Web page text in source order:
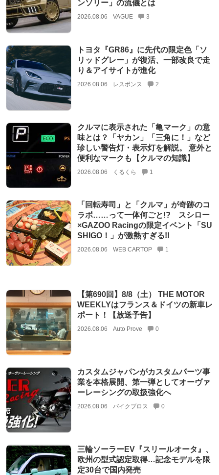
ンソリー」の流儀とは
2026.08.06 VAGUE 3
トヨタ『GR86』に先代の限定色「ソ
リッドグレー」が復活、一部改良で走
り＆アイサイトが進化
2026.08.06 レスポンス 2
クルマに表示された「亀マーク」の意
味とは？「ヤカン」「三角に！」など
珍しい警告灯・表示灯を解説。 意外と
便利なマークも【クルマの知識】
2026.08.06 くるくら 1
「回転寿司」と「クルマ」が奇跡のコ
ラボ……って一体何ごと!? スシロー
×GAZOO Racingの限定イベント「SU
SHIGO！」が激熱すぎる!!
2026.08.06 WEB CARTOP 1
【第690回】8/8（土） THE MOTOR
WEEKLYはフランス＆ドイツの新車レ
ポート！【放送予告】
2026.08.06 Auto Prove 0
カスタムジャパンがカスタムパーツ事
業を本格展開、第一弾としてオーヴァ
ーレーシングの取扱強化へ
2026.08.06 バイクブロス 0
三輪ソーラーEV『スリールオータ』、
欧州の型式認定取得…記念モデルを限
定30台で国内発売